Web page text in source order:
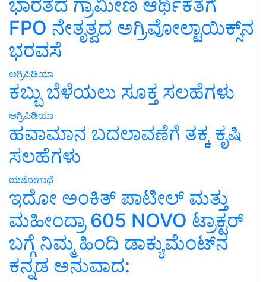
ಭಾರತದ ಗ್ರಾಮೀಣ ಆರ್ಥಿಕತೆಗೆ
FPO ನೇತೃತ್ವದ ಅಗ್ರಿವೋಲ್ಟಾಯಿಕ್ಸ್‌ನ
ಭರವಸೆ
ಅಗ್ರಿಪಿಡಿಯಾ
ಕಬ್ಬು ಬೆಳೆಯಲು ಸೂಕ್ತ ಸಲಹೆಗಳು
ಅಗ್ರಿಪಿಡಿಯಾ
ಹವಾಮಾನ ಬದಲಾವಣೆಗೆ ತಕ್ಕ ಕೃಷಿ
ಸಲಹೆಗಳು
ಯಶೋಗಾಥೆ
ಇದೋ ಅಂಕಿತ್ ಪಾಟೀಲ್ ಮತ್ತು
ಮಹೀಂದ್ರಾ 605 NOVO ಟ್ರಾಕ್ಟರ್
ಬಗ್ಗೆ ನಿಮ್ಮ ಹಿಂದಿ ಡಾಕ್ಯುಮೆಂಟ್‌ನ
ಕನ್ನಡ ಅನುವಾದ: